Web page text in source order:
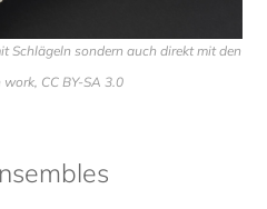
Schlägeln sondern auch direkt mit den
work, CC BY-SA 3.0